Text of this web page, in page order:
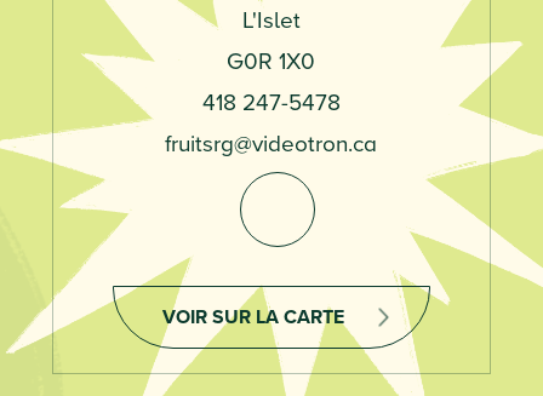
Municipalité
L'Islet
Code
postal
G0R 1X0
Téléphone 418 247-5478
fruitsrg@videotron.ca
VOIR SUR LA CARTE